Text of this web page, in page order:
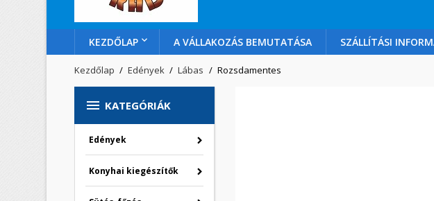
KEZDŐLAP A VÁLLAKOZÁS BEMUTATÁSA SZÁLLÍTÁSI
Kezdőlap Edények Lábas Rozsdamentes
 KATEGÓRIÁK
Edények
Konyhai kiegészítők